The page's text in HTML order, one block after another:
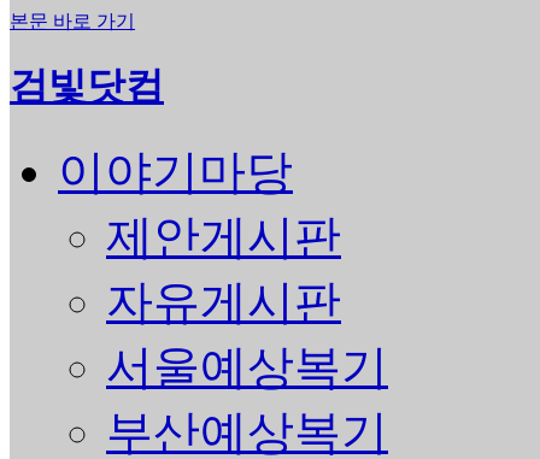
본문 바로 가기
검빛닷컴
이야기마당
제안게시판
자유게시판
서울예상복기
부산예상복기